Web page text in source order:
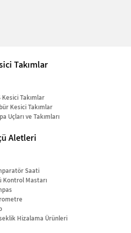
Takımlar
Kesici Takımlar
Kesici Takımlar
Uçları ve Takımları
Aletleri
Saati
Kontrol Mastarı
Hizalama Ürünleri